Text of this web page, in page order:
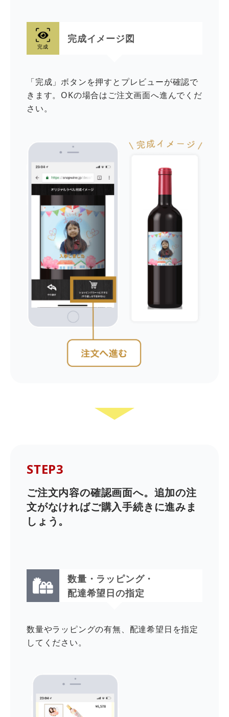
完成
完成イメージ図
「完成」ボタンを押すとプレビューが確認で
きます。OKの場合はご注文画面へ進んでくだ
さい。
STEP3
ご注文内容の確認画面へ。追加の注
文がなければご購入手続きに進みま
しょう。
数量・ラッピング・
配達希望日の指定
数量やラッピングの有無、配達希望日を指定
してください。